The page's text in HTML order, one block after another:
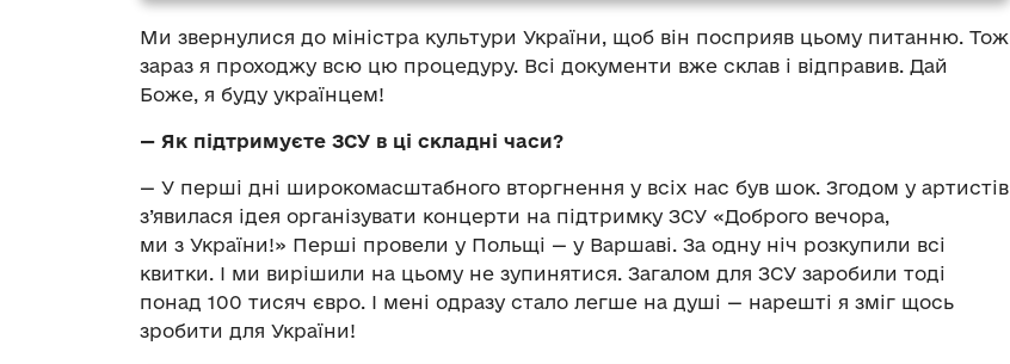
Ми звернулися до міністра культури України, щоб він посприяв цьому питанню. Тож
зараз я проходжу всю цю процедуру. Всі документи вже склав і відправив. Дай
Боже, я буду українцем!
— Як підтримуєте ЗСУ в ці складні часи?
— У перші дні широкомасштабного вторгнення у всіх нас був шок. Згодом у артистів
з’явилася ідея організувати концерти на підтримку ЗСУ «Доброго вечора,
ми з України!» Перші провели у Польщі — у Варшаві. За одну ніч розкупили всі
квитки. І ми вирішили на цьому не зупинятися. Загалом для ЗСУ заробили тоді
понад 100 тисяч євро. І мені одразу стало легше на душі — нарешті я зміг щось
зробити для України!